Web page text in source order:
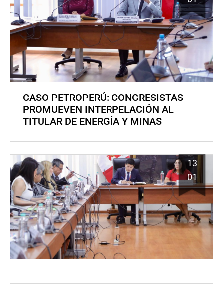
CASO PETROPERÚ: CONGRESISTAS
PROMUEVEN INTERPELACIÓN AL
TITULAR DE ENERGÍA Y MINAS
13
01